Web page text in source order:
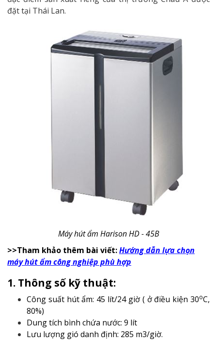
đặt tại Thái Lan.
Máy hút ẩm Harison HD - 45B
>>Tham khảo thêm bài viết:Hướng dẫn lựa chọn
máy hút ẩm công nghiệp phù hợp
1. Thông số kỹ thuật:
Công suất hút ẩm: 45 lít/24 giờ ( ở điều kiện 30oC,
80%)
Dung tích bình chứa nước: 9 lít
Lưu lượng gió danh định: 285 m3/giờ.